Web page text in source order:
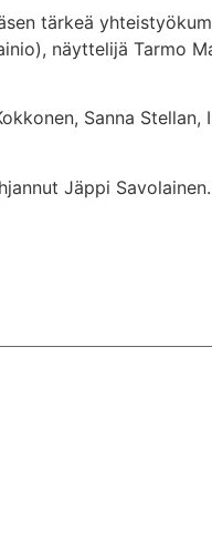
tärkeä
näyttelijä Tarmo
Sanna Stellan,
Jäppi Savolainen.